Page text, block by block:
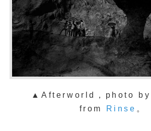
▲Afterworld，photo by
from
Rinse 。